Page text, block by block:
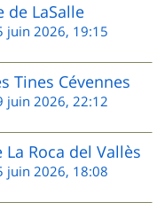
de LaSalle
juin 2026, 19:15
Tines Cévennes
juin 2026, 22:12
Roca del Vallès
juin 2026, 18:08